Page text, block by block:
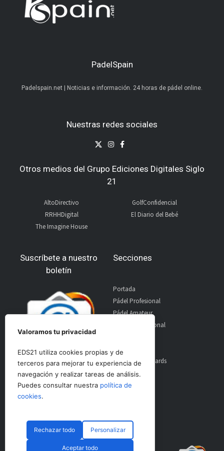
PadelSpain
Padelspain.net | Noticias e información. 24 horas de pádel online.
Nuestras redes sociales
Otros medios del Grupo Ediciones Digitales Siglo
21
AltoDirectivo
RRHHDigital
The Imagine House
GolfConfidencial
El Diario del Bebé
Suscríbete a nuestro
boletín
Secciones
Portada
Pádel Profesional
Pádel Amateur
Pádel Internacional
Material
World Padel Awards
Contacto
Publicidad
© CopyRight 2024 PadelSpain
Valoramos tu privacidad
EDS21 utiliza cookies propias y de
terceros para mejorar tu experiencia de
navegación y realizar tareas de análisis.
Puedes consultar nuestra política de
cookies.
Rechazar todo Personalizar
Aceptar todo